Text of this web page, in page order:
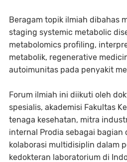
Beragam topik ilmiah dibahas
staging systemic metabolic
metabolomics profiling,
metabolik, regenerative
autoimunitas pada penyakit
Forum ilmiah ini diikuti oleh
spesialis, akademisi Fakultas
tenaga kesehatan, mitra
internal Prodia sebagai bagian
kolaborasi multidisiplin dalam
kedokteran laboratorium di